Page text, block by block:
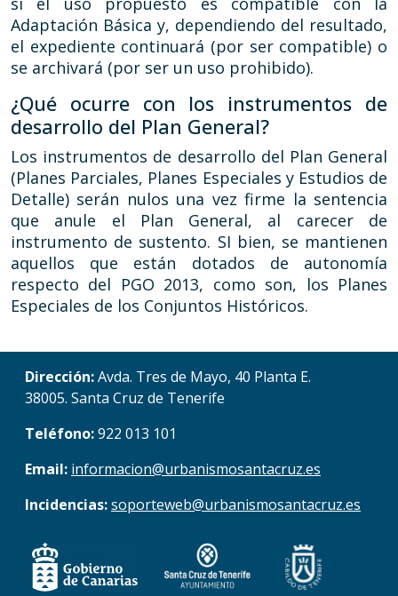
Adaptación Básica y, dependiendo del resultado,
el expediente continuará (por ser compatible) o
se archivará (por ser un uso prohibido).
¿Qué ocurre con los instrumentos de
desarrollo del Plan General?
Los instrumentos de desarrollo del Plan General
(Planes Parciales, Planes Especiales y Estudios de
Detalle) serán nulos una vez firme la sentencia
que anule el Plan General, al carecer de
instrumento de sustento. SI bien, se mantienen
aquellos que están dotados de autonomía
respecto del PGO 2013, como son, los Planes
Especiales de los Conjuntos Históricos.
Dirección:Avda. Tres de Mayo, 40 Planta E.
38005. Santa Cruz de Tenerife
Teléfono:922 013 101
Email: informacion@urbanismosantacruz.es
Incidencias:soporteweb@urbanismosantacruz.es